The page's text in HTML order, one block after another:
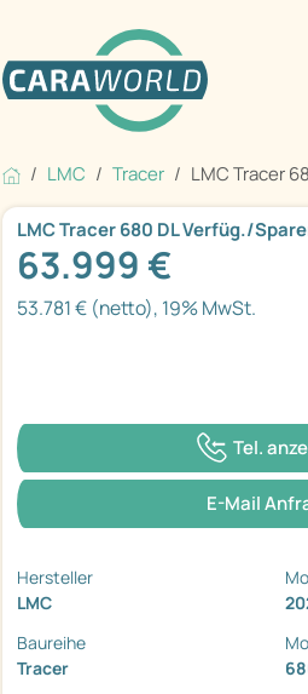
LMC Tracer LMC Tracer
LMC Tracer 680 DL Verfüg./
63.999 €
53.781 € (netto), 19% MwSt.
Tel.
E-Mail
Hersteller
LMC
Baureihe
Tracer